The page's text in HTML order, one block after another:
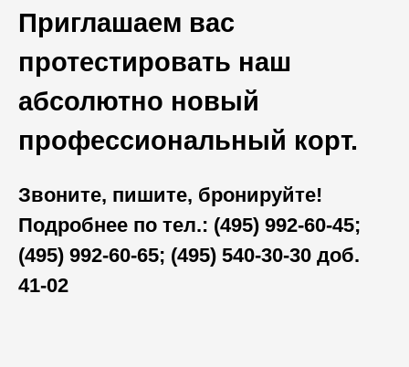
Приглашаем вас
протестировать наш
абсолютно новый
профессиональный корт.
Звоните, пишите, бронируйте!
Подробнее по тел.: (495) 992-60-45;
(495) 992-60-65; (495) 540-30-30 доб.
41-02